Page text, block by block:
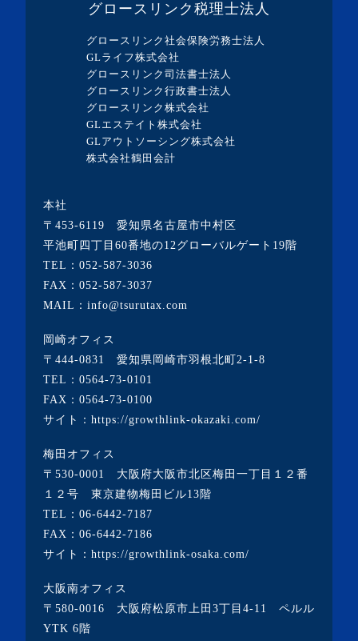
グロースリンク税理士法人
グロースリンク社会保険労務士法人
GLライフ株式会社
グロースリンク司法書士法人
グロースリンク行政書士法人
グロースリンク株式会社
GLエステイト株式会社
GLアウトソーシング株式会社
株式会社鶴田会計
本社
〒453-6119 愛知県名古屋市中村区
平池町四丁目60番地の12グローバルゲート19階
TEL： 052-587-3036
FAX：052-587-3037
MAIL：info@tsurutax.com
岡崎オフィス
〒444-0831 愛知県岡崎市羽根北町2-1-8
TEL： 0564-73-0101
FAX：0564-73-0100
サイト： https://growthlink-okazaki.com/
梅田オフィス
〒530-0001 大阪府大阪市北区梅田一丁目１２番
１２号 東京建物梅田ビル13階
TEL： 06-6442-7187
FAX：06-6442-7186
サイト： https://growthlink-osaka.com/
大阪南オフィス
〒580-0016 大阪府松原市上田3丁目4-11 ペルル
YTK 6階